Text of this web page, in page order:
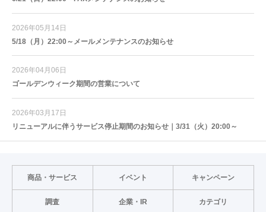
2026年05月14日
5/18（月）22:00～メールメンテナンスのお知らせ
2026年04月06日
ゴールデンウィーク期間の営業について
2026年03月17日
リニューアルに伴うサービス停止期間のお知らせ｜3/31（火）20:00～
商品・サービス イベント キャンペーン
調査 企業・IR カテゴリ